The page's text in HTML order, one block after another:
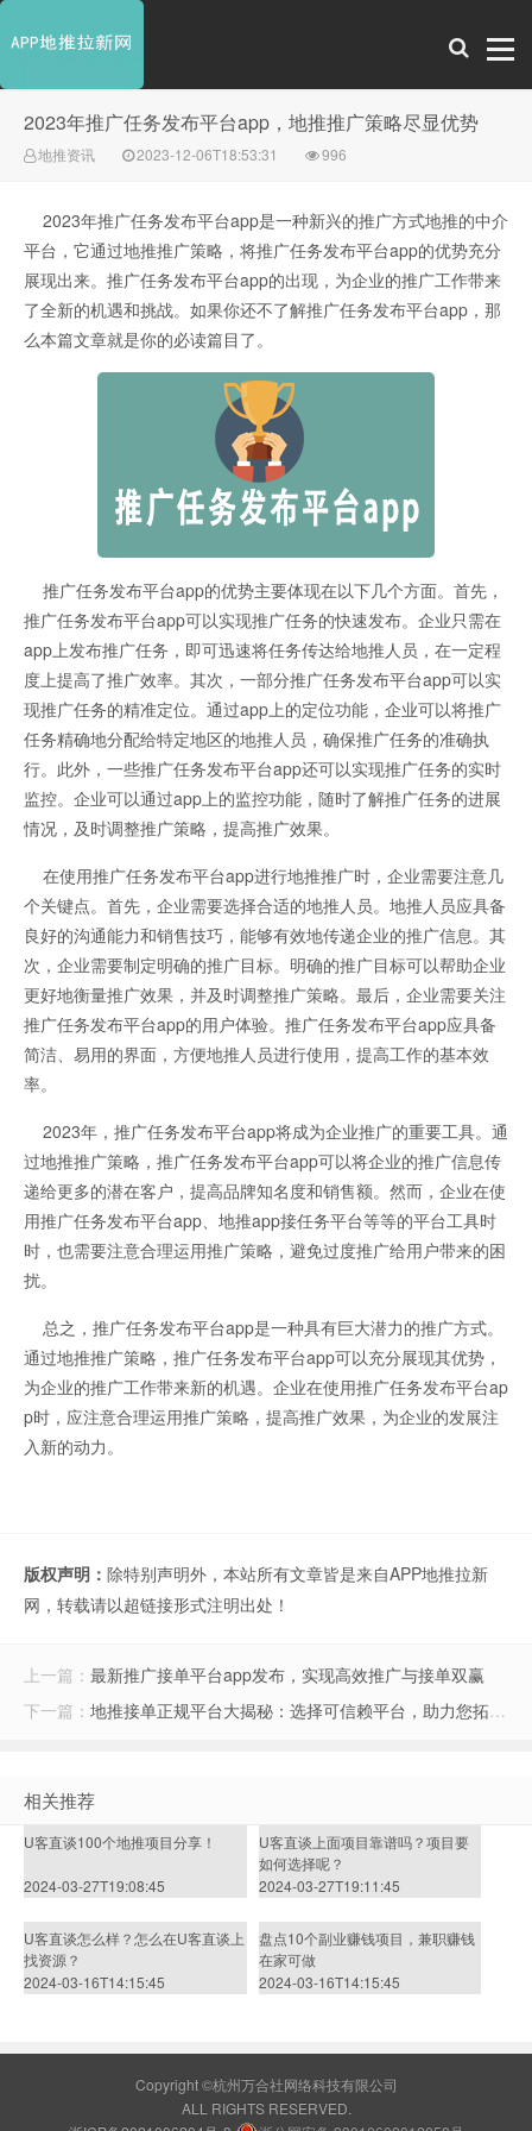
2023年推广任务发布平台app，地推推广策略尽显优势
地推资讯 2023-12-06T18:53:31 996
2023年推广任务发布平台app是一种新兴的推广方式地推的中介
平台，它通过地推推广策略，将推广任务发布平台app的优势充分
展现出来。推广任务发布平台app的出现，为企业的推广工作带来
了全新的机遇和挑战。如果你还不了解推广任务发布平台app，那
么本篇文章就是你的必读篇目了。
推广任务发布平台app的优势主要体现在以下几个方面。首先，
推广任务发布平台app可以实现推广任务的快速发布。企业只需在
app上发布推广任务，即可迅速将任务传达给地推人员，在一定程
度上提高了推广效率。其次，一部分推广任务发布平台app可以实
现推广任务的精准定位。通过app上的定位功能，企业可以将推广
任务精确地分配给特定地区的地推人员，确保推广任务的准确执
行。此外，一些推广任务发布平台app还可以实现推广任务的实时
监控。企业可以通过app上的监控功能，随时了解推广任务的进展
情况，及时调整推广策略，提高推广效果。
在使用推广任务发布平台app进行地推推广时，企业需要注意几
个关键点。首先，企业需要选择合适的地推人员。地推人员应具备
良好的沟通能力和销售技巧，能够有效地传递企业的推广信息。其
次，企业需要制定明确的推广目标。明确的推广目标可以帮助企业
更好地衡量推广效果，并及时调整推广策略。最后，企业需要关注
推广任务发布平台app的用户体验。推广任务发布平台app应具备
简洁、易用的界面，方便地推人员进行使用，提高工作的基本效
率。
2023年，推广任务发布平台app将成为企业推广的重要工具。通
过地推推广策略，推广任务发布平台app可以将企业的推广信息传
递给更多的潜在客户，提高品牌知名度和销售额。然而，企业在使
用推广任务发布平台app、地推app接任务平台等等的平台工具时
时，也需要注意合理运用推广策略，避免过度推广给用户带来的困
扰。
总之，推广任务发布平台app是一种具有巨大潜力的推广方式。
通过地推推广策略，推广任务发布平台app可以充分展现其优势，
为企业的推广工作带来新的机遇。企业在使用推广任务发布平台ap
p时，应注意合理运用推广策略，提高推广效果，为企业的发展注
入新的动力。
版权声明： 除特别声明外，本站所有文章皆是来自APP地推拉新
网，转载请以超链接形式注明出处！
上一篇： 最新推广接单平台app发布，实现高效推广与接单双赢
下一篇： 地推接单正规平台大揭秘：选择可信赖平台，助力您拓展市场
相关推荐
U客直谈100个地推项目分享！
2024-03-27T19:08:45
U客直谈上面项目靠谱吗？项目要
如何选择呢？
2024-03-27T19:11:45
U客直谈怎么样？怎么在U客直谈上
找资源？
2024-03-16T14:15:45
盘点10个副业赚钱项目，兼职赚钱
在家可做
2024-03-16T14:15:45
Copyright ©杭州万合社网络科技有限公司
ALL RIGHTS RESERVED.